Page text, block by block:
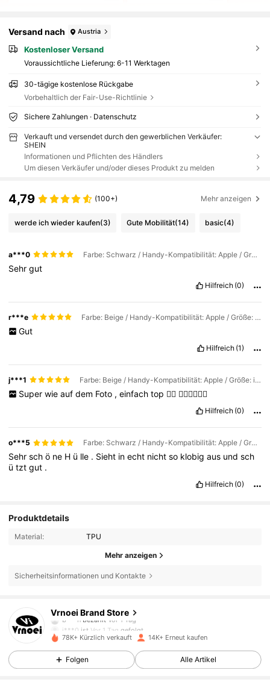
Versand nach Austria
Kostenloser Versand
Voraussichtliche Lieferung: 6-11 Werktagen
30-tägige kostenlose Rückgabe
Vorbehaltlich der Fair-Use-Richtlinie
Sichere Zahlungen · Datenschutz
Verkauft und versendet durch den gewerblichen Verkäufer:
SHEIN
Informationen und Pflichten des Händlers
Um diesen Verkäufer und/oder dieses Produkt zu melden
4,79 (100+) Mehr anzeigen
werde ich wieder kaufen(3) Gute Mobilität(14) basic(4)
a***0 Farbe: Schwarz / Handy-Kompatibilität: Apple / Größe: iPhone 17 Pro Max
Sehrgut
Hilfreich (0)
r***e Farbe: Beige / Handy-Kompatibilität: Apple / Größe: iPhone 17 Pro
Gut
Hilfreich (1)
j***1 Farbe: Beige / Handy-Kompatibilität: Apple / Größe: iPhone 17 Pro
Super wie auf dem Foto , einfach top 👍🏻 👍🏻👍🏻👍🏻
Hilfreich (0)
o***5 Farbe: Schwarz / Handy-Kompatibilität: Apple / Größe: iPhone 12 Pro
Sehrschö ne H ü lle . Sieht inecht nichtso klobigaus undsch
ütztgut .
Hilfreich (0)
Produktdetails
Material: TPU
Mehr anzeigen
Sicherheitsinformationen und Kontakte
Vrnoei Brand Store
b***nbezahltVor 1 Tag
j***0 istVor 1 Tag gefolgt
78K+ Kürzlich verkauft 14K+ Erneut kaufen
Folgen Alle Artikel